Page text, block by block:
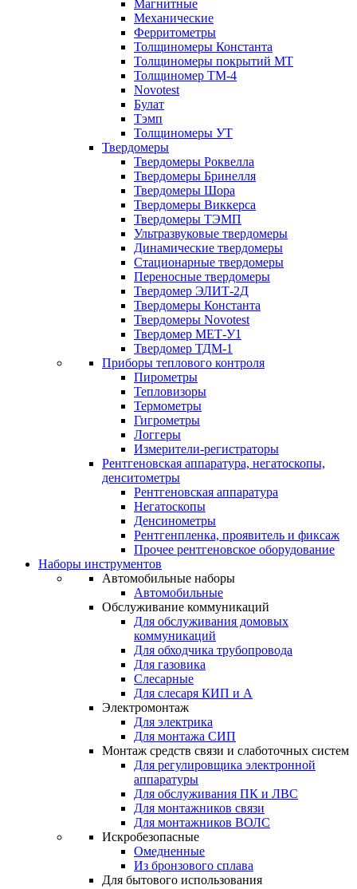
Магнитные
Механические
Ферритометры
Толщиномеры Константа
Толщиномеры покрытий МТ
Толщиномер ТМ-4
Novotest
Булат
Тэмп
Толщиномеры УТ
Твердомеры
Твердомеры Роквелла
Твердомеры Бринелля
Твердомеры Шора
Твердомеры Виккерса
Твердомеры ТЭМП
Ультразвуковые твердомеры
Динамические твердомеры
Стационарные твердомеры
Переносные твердомеры
Твердомер ЭЛИТ-2Д
Твердомеры Константа
Твердомеры Novotest
Твердомер МЕТ-У1
Твердомер ТДМ-1
Приборы теплового контроля
Пирометры
Тепловизоры
Термометры
Гигрометры
Логгеры
Измерители-регистраторы
Рентгеновская аппаратура, негатоскопы,
денситометры
Рентгеновская аппаратура
Негатоскопы
Денсинометры
Рентгенпленка, проявитель и фиксаж
Прочее рентгеновское оборудование
Наборы инструментов
Автомобильные наборы
Автомобильные
Обслуживание коммуникаций
Для обслуживания домовых
коммуникаций
Для обходчика трубопровода
Для газовика
Слесарные
Для слесаря КИП и А
Электромонтаж
Для электрика
Для монтажа СИП
Монтаж средств связи и слаботочных систем
Для регулировщика электронной
аппаратуры
Для обслуживания ПК и ЛВС
Для монтажников связи
Для монтажников ВОЛС
Искробезопасные
Омедненные
Из бронзового сплава
Для бытового использования